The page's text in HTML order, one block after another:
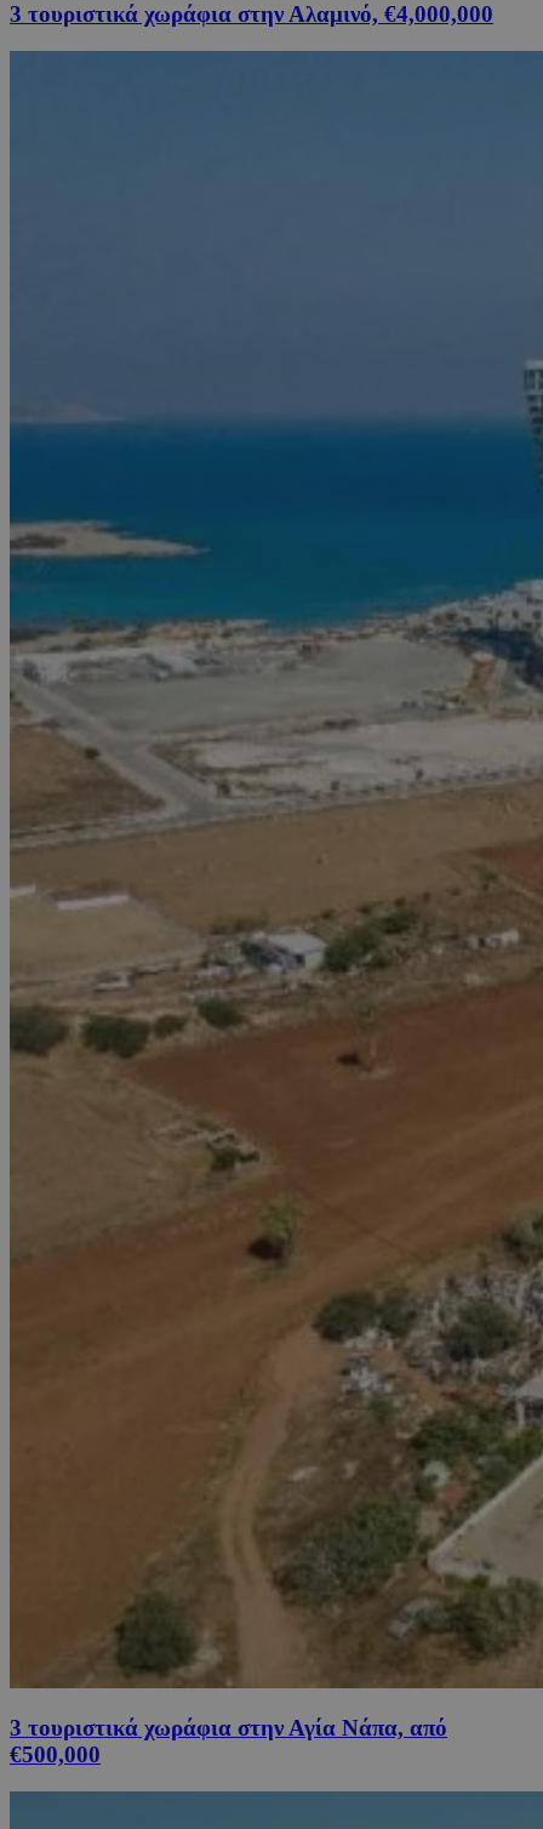
3 τουριστικά χωράφια στην Αλαμινό, €4,000,000
3 τουριστικά χωράφια στην Αγία Νάπα, από
€500,000